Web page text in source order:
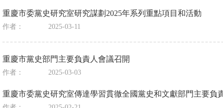
重慶市委黨史研究室研究謀劃2025年系列重點項目和活動
作者： 2025-03-11
重慶市黨史部門主要負責人會議召開
作者： 2025-03-03
重慶市委黨史研究室傳達學習貫徹全國黨史和文獻部門主要負